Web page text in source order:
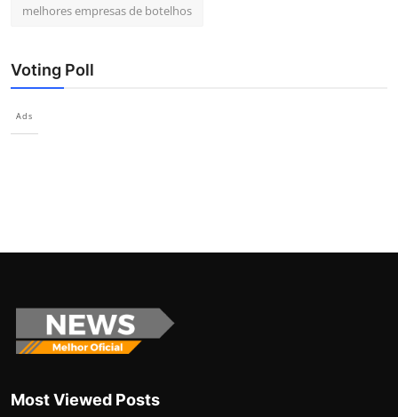
melhores empresas de botelhos
Voting Poll
Ads
Most Viewed Posts